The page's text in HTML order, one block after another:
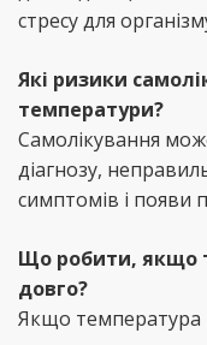
стресу для
Які ризики
температури?
Самолікування
діагнозу,
симптомів і появи
Що робити, якщо
довго?
Якщо температура